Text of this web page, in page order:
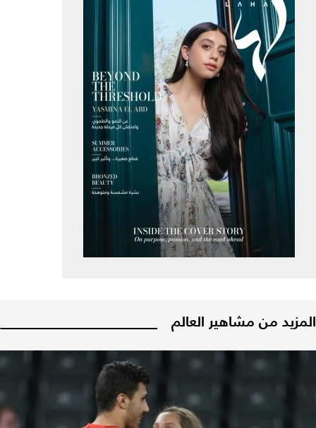
المزيد من مشاهير العالم